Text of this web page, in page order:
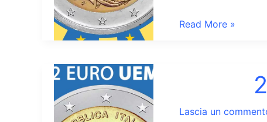
2
Read More »
Lascia un